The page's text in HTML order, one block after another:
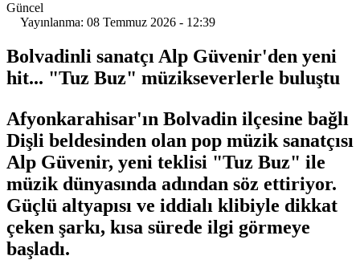
Güncel
Yayınlanma: 08 Temmuz 2026 - 12:39
Bolvadinli sanatçı Alp Güvenir'den yeni
hit... "Tuz Buz" müzikseverlerle buluştu
Afyonkarahisar'ın Bolvadin ilçesine bağlı
Dişli beldesinden olan pop müzik sanatçısı
Alp Güvenir, yeni teklisi "Tuz Buz" ile
müzik dünyasında adından söz ettiriyor.
Güçlü altyapısı ve iddialı klibiyle dikkat
çeken şarkı, kısa sürede ilgi görmeye
başladı.